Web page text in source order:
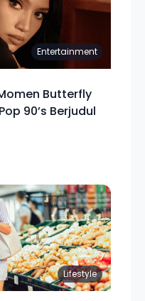
Entertainment
Butterfly
Lifestyle